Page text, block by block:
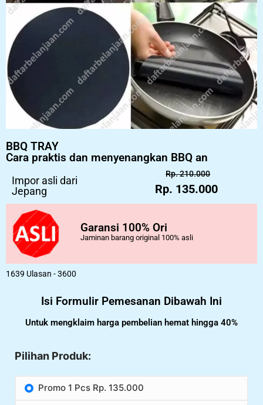
BBQ TRAY
Cara praktis dan menyenangkan BBQ an
Impor asli dari
Jepang
Rp. 210.000
Rp. 135.000
Garansi 100% Ori
Jaminan barang original 100% asli
1639 Ulasan - 3600
Isi Formulir Pemesanan Dibawah Ini
Untuk mengklaim harga pembelian hemat hingga 40%
Pilihan Produk:
Promo 1 Pcs Rp. 135.000